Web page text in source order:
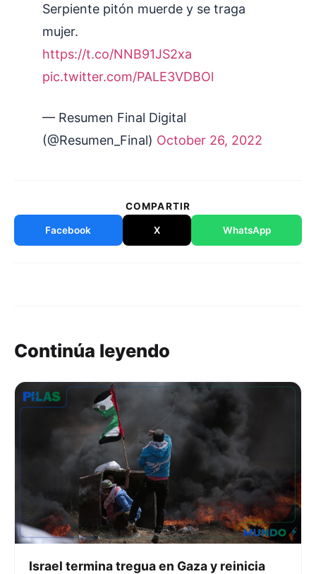
Serpiente pitón muerde y se traga
mujer.
https://t.co/NNB91JS2xa
pic.twitter.com/PALE3VDBOl
— Resumen Final Digital
(@Resumen_Final) October 26, 2022
COMPARTIR
Facebook X WhatsApp
Continúa leyendo
Israel termina tregua en Gaza y reinicia